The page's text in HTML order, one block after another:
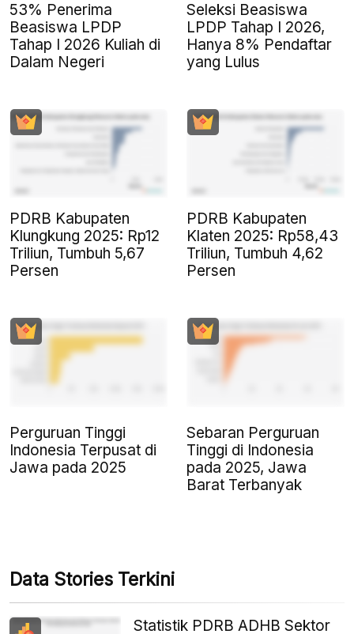
53% Penerima
Beasiswa LPDP
Tahap I 2026 Kuliah di
Dalam Negeri
Seleksi Beasiswa
LPDP Tahap I 2026,
Hanya 8% Pendaftar
yang Lulus
PDRB Kabupaten
Klungkung 2025: Rp12
Triliun, Tumbuh 5,67
Persen
PDRB Kabupaten
Klaten 2025: Rp58,43
Triliun, Tumbuh 4,62
Persen
Perguruan Tinggi
Indonesia Terpusat di
Jawa pada 2025
Sebaran Perguruan
Tinggi di Indonesia
pada 2025, Jawa
Barat Terbanyak
Data Stories Terkini
Statistik PDRB ADHB Sektor